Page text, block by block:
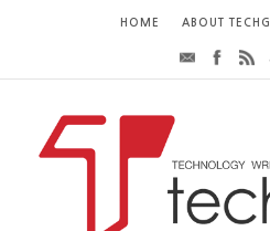
HOME ABOUT TECHG